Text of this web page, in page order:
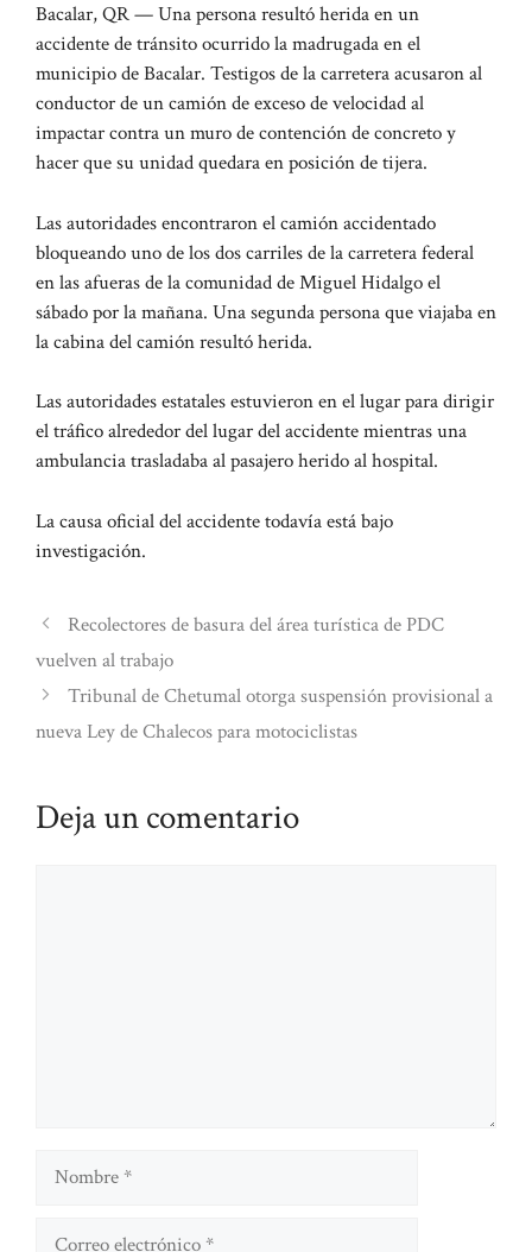
Bacalar, QR — Una persona resultó herida en un
accidente de tránsito ocurrido la madrugada en el
municipio de Bacalar. Testigos de la carretera acusaron al
conductor de un camión de exceso de velocidad al
impactar contra un muro de contención de concreto y
hacer que su unidad quedara en posición de tijera.
Las autoridades encontraron el camión accidentado
bloqueando uno de los dos carriles de la carretera federal
en las afueras de la comunidad de Miguel Hidalgo el
sábado por la mañana. Una segunda persona que viajaba en
la cabina del camión resultó herida.
Las autoridades estatales estuvieron en el lugar para dirigir
el tráfico alrededor del lugar del accidente mientras una
ambulancia trasladaba al pasajero herido al hospital.
La causa oficial del accidente todavía está bajo
investigación.
Recolectores de basura del área turística de PDC
vuelven al trabajo
Tribunal de Chetumal otorga suspensión provisional a
nueva Ley de Chalecos para motociclistas
Deja un comentario
Nombre